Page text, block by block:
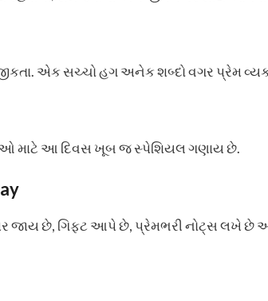
એક સચ્ચો હગ અનેક શબ્દો વગર પ્રેમ
માટે આ દિવસ ખૂબ જ સ્પેશિયલ ગણાય છે.
જાય છે, ગિફ્ટ આપે છે, પ્રેમભરી નોટ્સ લખે છે